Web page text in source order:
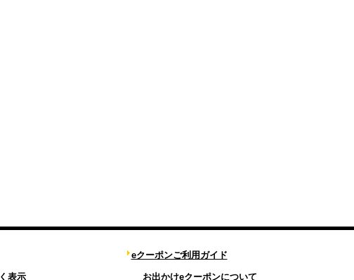
表示
eクーポンご利用ガイド
お出かけeクーポンについて